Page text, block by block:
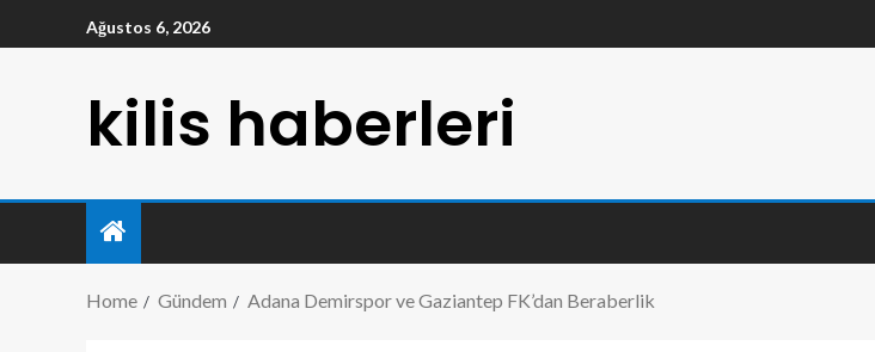
Ağustos 6, 2026
kilis haberleri
Home Gündem Adana Demirspor ve Gaziantep FK’dan Beraberlik